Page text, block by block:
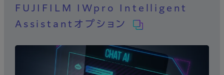
FUJIFILM IWpro Intelligent
Assistantオプション